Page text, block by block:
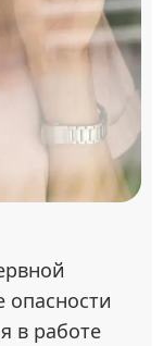
опасности
в работе